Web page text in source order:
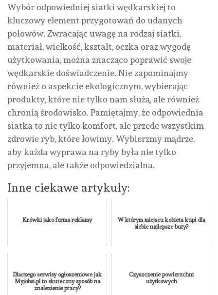
Wybór odpowiedniej siatki wędkarskiej to
kluczowy element przygotowań do udanych
połowów. Zwracając uwagę na rodzaj siatki,
materiał, wielkość, kształt, oczka oraz wygodę
użytkowania, można znacząco poprawić swoje
wędkarskie doświadczenie. Nie zapominajmy
również o aspekcie ekologicznym, wybierając
produkty, które nie tylko nam służą, ale również
chronią środowisko. Pamiętajmy, że odpowiednia
siatka to nie tylko komfort, ale przede wszystkim
zdrowie ryb, które łowimy. Wybierzmy mądrze,
aby każda wyprawa na ryby była nie tylko
przyjemna, ale także odpowiedzialna.
Inne ciekawe artykuły:
Krówki jako forma reklamy
W którym miejscu kobieta kupi dla
siebie najlepsze buty?
Dlaczego serwisy ogłoszeniowe jak
Myjobsi.pl to skuteczny sposób na
znalezienie pracy?
Czyszczenie powierzchni
użytkowych